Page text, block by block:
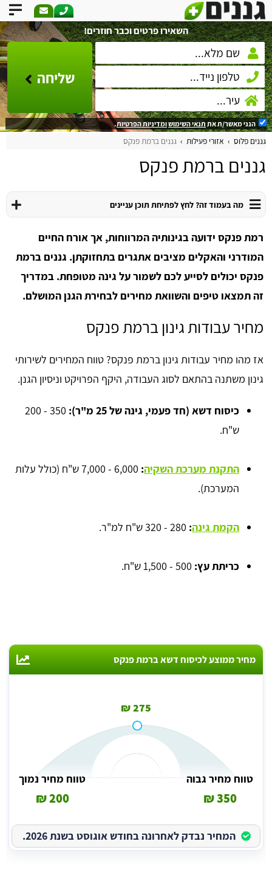
השאירו פרטים וכבר חוזרים!
שליחה
הנני מאשר/ת אתתנאי השימושומדיניות הפרטיות.
גננים פלוס אזורי פעילות גננים ברמת פנקס
גננים ברמת פנקס
מה בעמוד זה? לחץ לפתיחת תוכן עניינים
רמת פנקס ידועה בגינותיה המרווחות, אך אורח החיים
המודרני והאקלים מציבים אתגרים בתחזוקתן. גננים ברמת
פנקס יכולים לסייע לכם לשמור על גינה מטופחת. במדריך
זה תמצאו טיפים והשוואת מחירים לבחירת הגנן המושלם.
מחיר עבודות גינון ברמת פנקס
אז מהו מחיר עבודות גינון ברמת פנקס? טווח המחירים לשירותי
גינון משתנה בהתאם לסוג העבודה, היקף הפרויקט וניסיון הגנן.
כיסוח דשא (חד פעמי, גינה של 25 מ"ר):
350 - 200
ש"ח.
התקנת מערכת השקיה:
6,000 - 7,000 ש"ח (כולל עלות
המערכת).
הקמת גינה: 280 - 320 ש"ח למ"ר.
כריתת עץ: 500 - 1,500 ש"ח.
מחיר ממוצע לכיסוח דשא ברמת פנקס
275 ₪
טווח מחיר גבוה
350 ₪
טווח מחיר נמוך
200 ₪
המחיר נבדק לאחרונה בחודש אוגוסט בשנת 2026.